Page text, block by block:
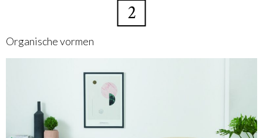
2
Organische vormen